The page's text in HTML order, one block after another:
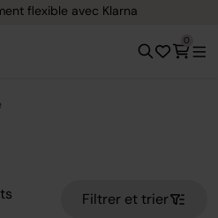
flexible avec Klarna
0
Filtrer et trier